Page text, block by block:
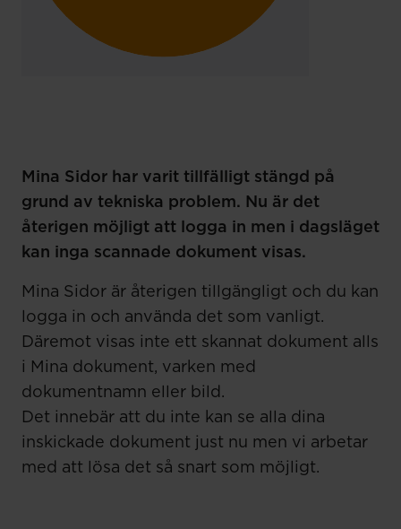
Mina Sidor har varit tillfälligt stängd på
grund av tekniska problem. Nu är det
återigen möjligt att logga in men i dagsläget
kan inga scannade dokument visas.
Mina Sidor är återigen tillgängligt och du kan
logga in och använda det som vanligt.
Däremot visas inte ett skannat dokument alls
i Mina dokument, varken med
dokumentnamn eller bild.
Det innebär att du inte kan se alla dina
inskickade dokument just nu men vi arbetar
med att lösa det så snart som möjligt.